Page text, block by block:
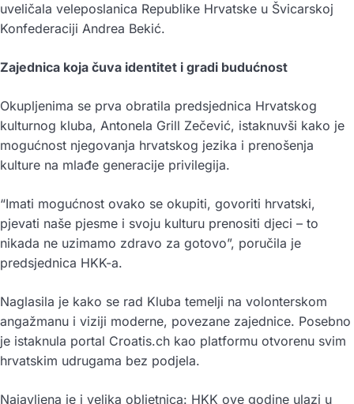
uveličala veleposlanica Republike Hrvatske u Švicarskoj
Konfederaciji Andrea Bekić.
Zajednica koja čuva identitet i gradi budućnost
Okupljenima se prva obratila predsjednica Hrvatskog
kulturnog kluba, Antonela Grill Zečević, istaknuvši kako je
mogućnost njegovanja hrvatskog jezika i prenošenja
kulture na mlađe generacije privilegija.
“Imati mogućnost ovako se okupiti, govoriti hrvatski,
pjevati naše pjesme i svoju kulturu prenositi djeci – to
nikada ne uzimamo zdravo za gotovo”, poručila je
predsjednica HKK-a.
Naglasila je kako se rad Kluba temelji na volonterskom
angažmanu i viziji moderne, povezane zajednice. Posebno
je istaknula portal Croatis.ch kao platformu otvorenu svim
hrvatskim udrugama bez podjela.
Najavljena je i velika obljetnica: HKK ove godine ulazi u